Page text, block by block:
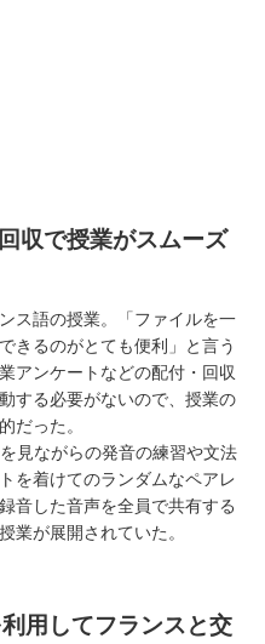
収で授業がスムーズ
ス語の授業。「ファイルを一
きるのがとても便利」と言う
アンケートなどの配付・回収
する必要がないので、授業の
だった。
見ながらの発音の練習や文法
を着けてのランダムなペアレ
音した音声を全員で共有する
業が展開されていた。
用してフランスと交